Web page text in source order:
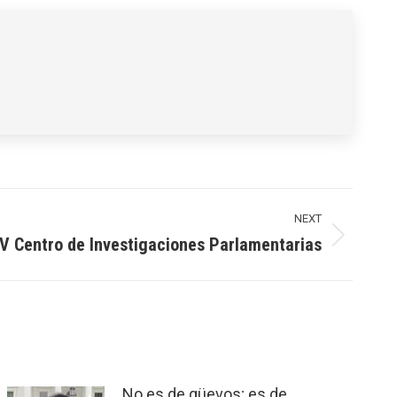
NEXT
Centro de Investigaciones Parlamentarias